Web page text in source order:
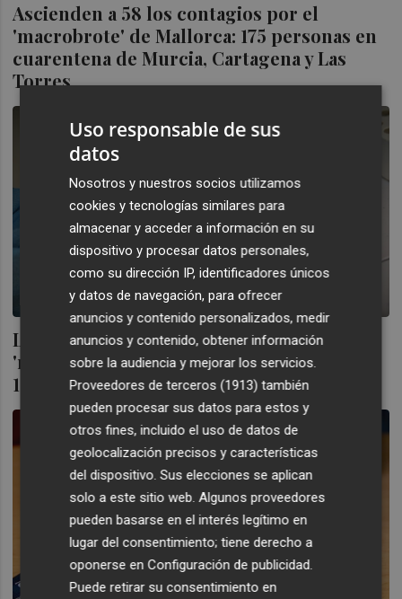
Ascienden a 58 los contagios por el
'macrobrote' de Mallorca: 175 personas en
cuarentena de Murcia, Cartagena y Las
Torres
Los estudiantes contagiados en el
'macrobrote' de Mallorca ya superan los
1.100 casos
Uso responsable de sus
datos
Nosotros y nuestros socios utilizamos
cookies y tecnologías similares para
almacenar y acceder a información en su
dispositivo y procesar datos personales,
como su dirección IP, identificadores únicos
y datos de navegación, para ofrecer
anuncios y contenido personalizados, medir
anuncios y contenido, obtener información
sobre la audiencia y mejorar los servicios.
Proveedores de terceros (1913) también
pueden procesar sus datos para estos y
otros fines, incluido el uso de datos de
geolocalización precisos y características
del dispositivo. Sus elecciones se aplican
solo a este sitio web. Algunos proveedores
pueden basarse en el interés legítimo en
lugar del consentimiento; tiene derecho a
oponerse enConfiguración de publicidad.
Puede retirar su consentimiento en